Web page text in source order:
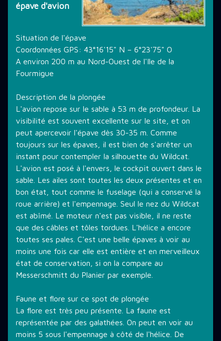
THÉMATIQUE DE PLONGÉE
LES PROMOTIONS
INFORMATIONS PRATIQUES
CONTACT
épave d'avion
Situation de l'épave
Coordonnées GPS: 43°16'15" N – 6°23'75" O
A environ 200 m au Nord-Ouest de l'Ile de la
Fourmigue
Description de la plongée
L'avion repose sur le sable à 53 m de profondeur. La
visibilité est souvent excellente sur le site, et on
peut apercevoir l'épave dès 30-35 m. Comme
toujours sur les épaves, il est bien de s'arrêter un
instant pour contempler la silhouette du Wildcat.
L'avion est posé à l'envers, le cockpit ouvert dans le
sable. Les ailes sont toutes les deux présentes et en
bon état, tout comme le fuselage (qui a conservé la
roue arrière) et l'empennage. Seul le nez du Wildcat
est abîmé. Le moteur n'est pas visible, il ne reste
que des câbles et tôles tordues. L'hélice a encore
toutes ses pales. C'est une belle épaves à voir au
moins une fois car elle est entière et en merveilleux
état de conservation, si on la compare au
Messerschmitt du Planier par exemple.
Faune et flore sur ce spot de plongée
La flore est très peu présente. La faune est
représentée par des galathées. On peut en voir au
moins 5 sous l'empennage à côté de l'hélice. De